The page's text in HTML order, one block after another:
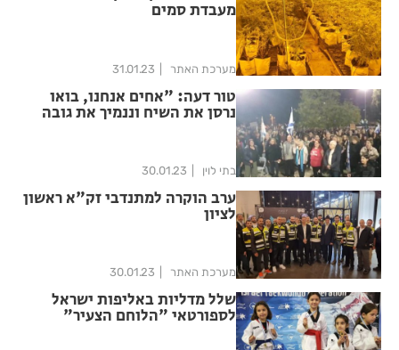
מעבדת סמים
מערכת האתר 31.01.23
טור דעה: "אחים אנחנו, בואו
נרסן את השיח וננמיך את גובה
בתי לוין 30.01.23
ערב הוקרה למתנדבי זק"א ראשון
לציון
מערכת האתר 30.01.23
שלל מדליות באליפות ישראל
לספורטאי "הלוחם הצעיר"